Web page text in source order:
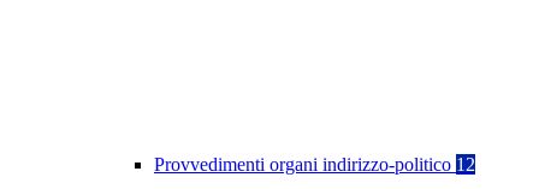
Provvedimenti organi indirizzo-politico 12